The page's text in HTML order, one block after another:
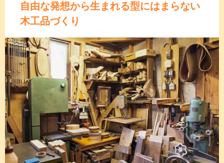
自由な発想から生まれる型にはまらない
木工品づくり